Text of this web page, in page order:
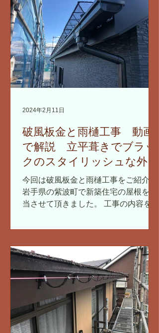
破風板金と雨樋工事 動画
で解説 立平葺きでブラッ
クのスタイリッシュな外観
に仕上がります 住宅新築
工事 岩手県
今回は破風板金と雨樋工事をご紹介。
岩手県の紫波町で新築住宅の屋根を担
当させて頂きました。 工事の内容を動
金の取付け 岩手県では破風板は、基本
現場で採寸してきて、事務所で加工し
ます。...
2024年2月11日